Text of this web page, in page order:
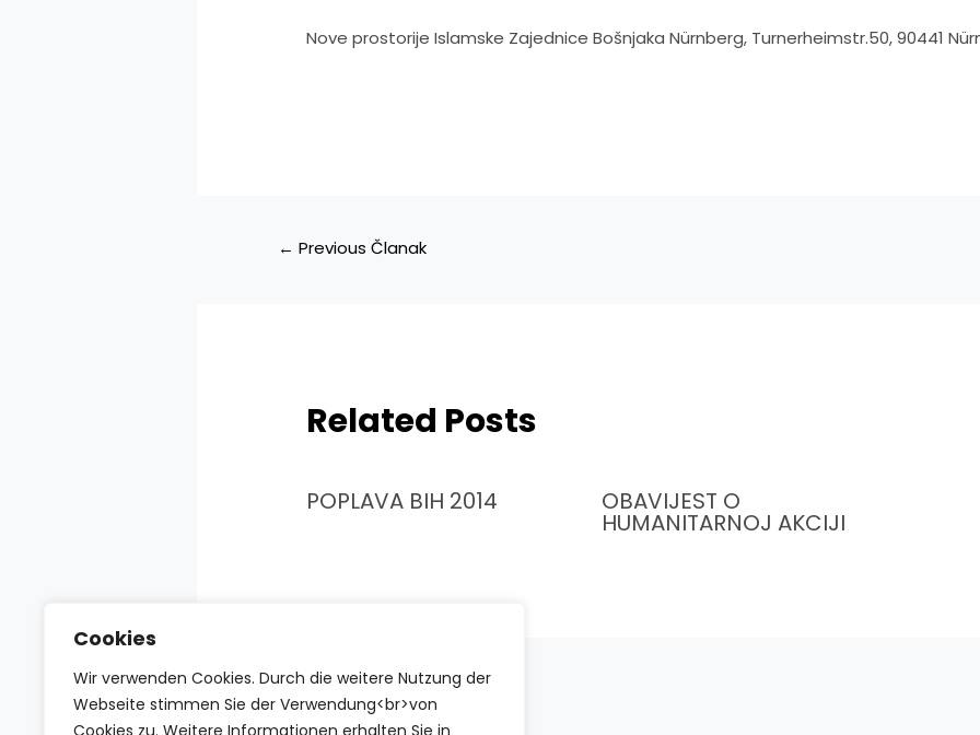
Cookies
Wir verwenden Cookies. Durch die weitere Nutzung der
Webseite stimmen Sie der Verwendung<br>von
Cookies zu. Weitere Informationen erhalten Sie in
Nove prostorije Islamske Zajednice Bošnjaka Nürnberg, Turnerheimstr.50, 90441
Navigacija
← Previous Članak
Related Posts
POPLAVA BIH 2014 OBAVIJEST O
HUMANITARNOJ AKCIJI